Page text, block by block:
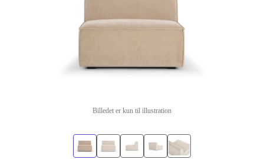
Billedet er kun til illustration